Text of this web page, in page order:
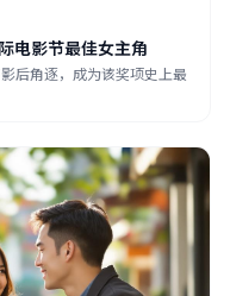
电影节最佳女主角
后角逐，成为该奖项史上最